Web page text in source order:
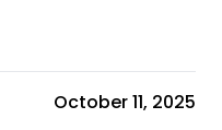
October 11, 2025